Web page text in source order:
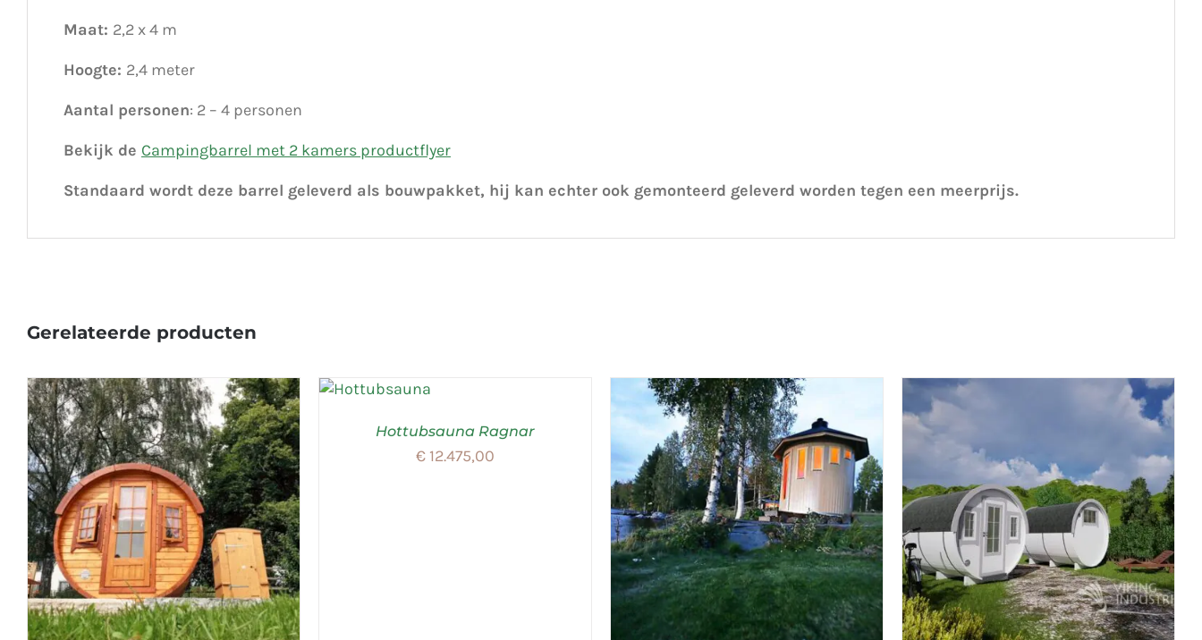
Maat: 2,2 x 4 m
Hoogte: 2,4 meter
Aantal personen: 2 – 4 personen
Bekijk de Campingbarrel met 2 kamers productflyer
Standaard wordt deze barrel geleverd als bouwpakket, hij kan echter ook gemonteerd geleverd worden tegen een meerprijs.
Gerelateerde producten
Hottubsauna Ragnar
€ 12.475,00